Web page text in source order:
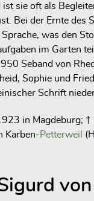
sie oft als
Bei der Ernte
was den
im Garten
Seband von
Sophie und
Schrift
in Magdeburg;
Karben-Petterweil